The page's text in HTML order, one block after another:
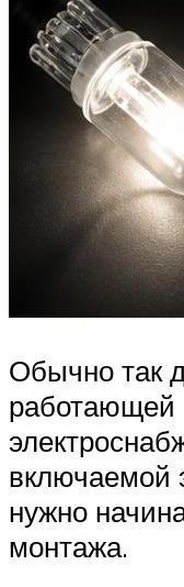
Обычно так
работающей
включаемой
нужно
монтажа.